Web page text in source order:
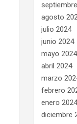
agosto
julio 2024
junio 2024
mayo 2024
abril 2024
marzo
febrero
enero
diciembre